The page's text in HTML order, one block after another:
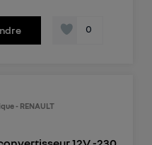
0
- RENAULT